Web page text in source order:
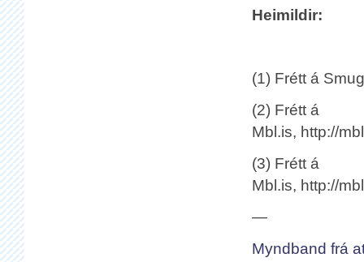
Heimildir:
(1) Frétt á
(2) Frétt á
Mbl.is, http://
(3) Frétt á
Mbl.is, http://
—
Myndband frá